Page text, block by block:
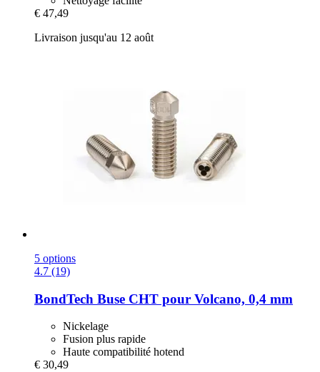
€ 47,49
Livraison jusqu'au 12 août
5 options
4.7 (19)
BondTech Buse CHT pour Volcano, 0,4 mm
Nickelage
Fusion plus rapide
Haute compatibilité hotend
€ 30,49